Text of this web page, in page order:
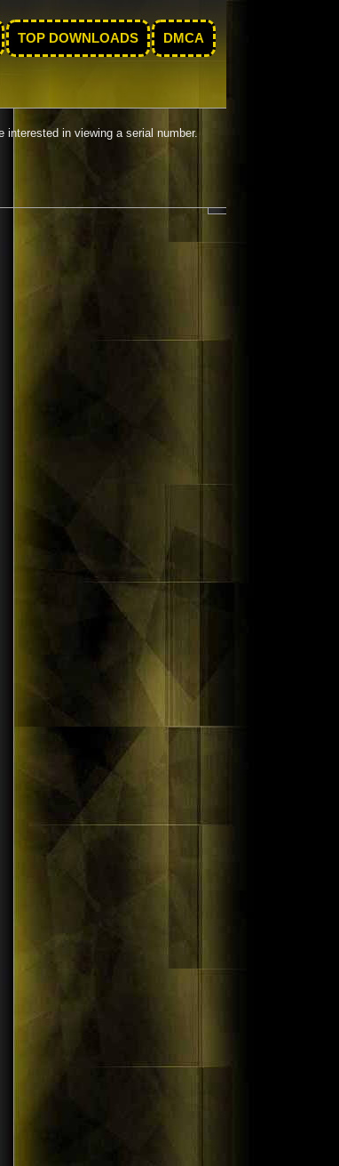
TOP DOWNLOADS DMCA
interested in viewing a serial number.